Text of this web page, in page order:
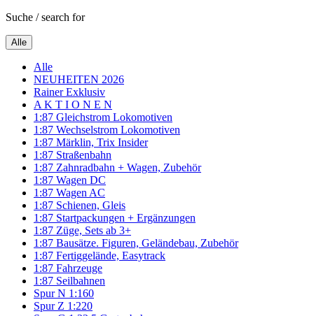
Suche / search for
Alle
Alle
NEUHEITEN 2026
Rainer Exklusiv
A K T I O N E N
1:87 Gleichstrom Lokomotiven
1:87 Wechselstrom Lokomotiven
1:87 Märklin, Trix Insider
1:87 Straßenbahn
1:87 Zahnradbahn + Wagen, Zubehör
1:87 Wagen DC
1:87 Wagen AC
1:87 Schienen, Gleis
1:87 Startpackungen + Ergänzungen
1:87 Züge, Sets ab 3+
1:87 Bausätze. Figuren, Geländebau, Zubehör
1:87 Fertiggelände, Easytrack
1:87 Fahrzeuge
1:87 Seilbahnen
Spur N 1:160
Spur Z 1:220